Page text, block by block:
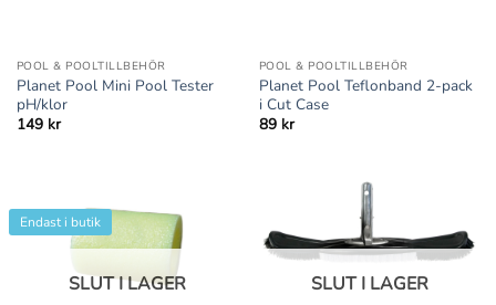
POOL & POOLTILLBEHÖR
Planet Pool Mini Pool Tester
pH/klor
149 kr
POOL & POOLTILLBEHÖR
Planet Pool Teflonband 2-pack
i Cut Case
89 kr
Endast i butik
SLUT I LAGER SLUT I LAGER